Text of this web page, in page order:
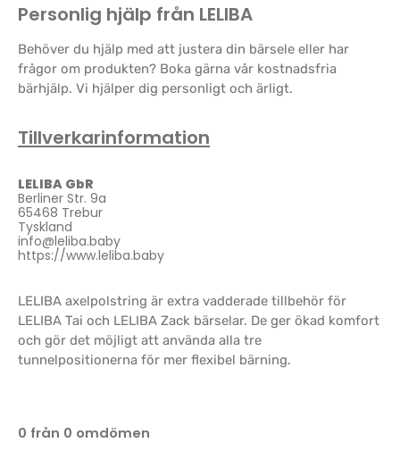
Personlig hjälp från LELIBA
Behöver du hjälp med att justera din bärsele eller har
frågor om produkten? Boka gärna vår kostnadsfria
bärhjälp. Vi hjälper dig personligt och ärligt.
Tillverkarinformation
LELIBA GbR
Berliner Str. 9a
65468 Trebur
Tyskland
info@leliba.baby
https://www.leliba.baby
LELIBA axelpolstring är extra vadderade tillbehör för
LELIBA Tai och LELIBA Zack bärselar. De ger ökad komfort
och gör det möjligt att använda alla tre
tunnelpositionerna för mer flexibel bärning.
0 från 0 omdömen